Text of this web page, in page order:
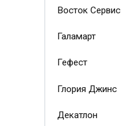
Восток Сервис
Галамарт
Гефест
Глория Джинс
Декатлон